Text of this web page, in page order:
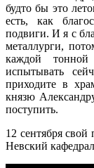
будто бы это
есть, как
подвиги. И я с
металлурги,
каждой тонной
испытывать
приходите в
князю
поступить.
12 сентября
Невский